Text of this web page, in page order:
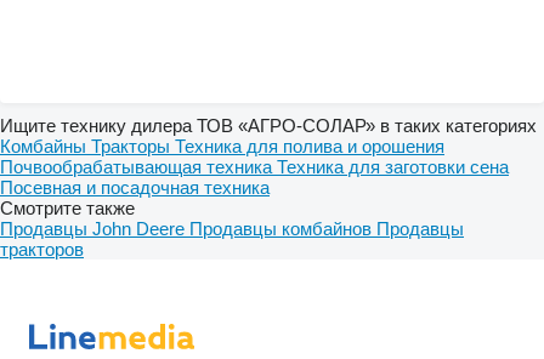
Ищите технику дилера ТОВ «АГРО-СОЛАР» в таких категориях
Комбайны Тракторы Техника для полива и орошения
Почвообрабатывающая техника Техника для заготовки сена
Посевная и посадочная техника
Смотрите также
Продавцы John Deere Продавцы комбайнов Продавцы
тракторов